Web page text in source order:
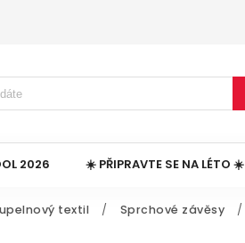
2026 ☀️ PŘIPRAVTE SE NA LÉTO ☀️
textil / Sprchové závěsy /